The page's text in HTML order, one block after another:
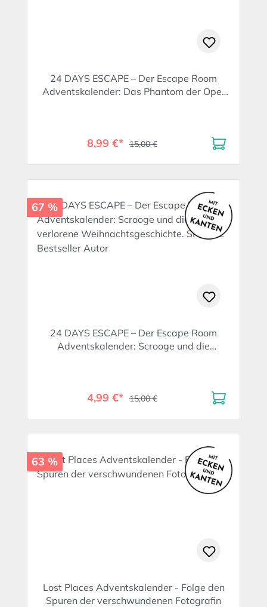
24 DAYS ESCAPE – Der Escape Room
Adventskalender: Das Phantom der Oper
8,99 €* 15,00 €
67 %
24 DAYS ESCAPE – Der Escape Room
Adventskalender: Scrooge und die
4,99 €* 15,00 €
63 %
Lost Places Adventskalender - Folge den
Spuren der verschwundenen Fotografin